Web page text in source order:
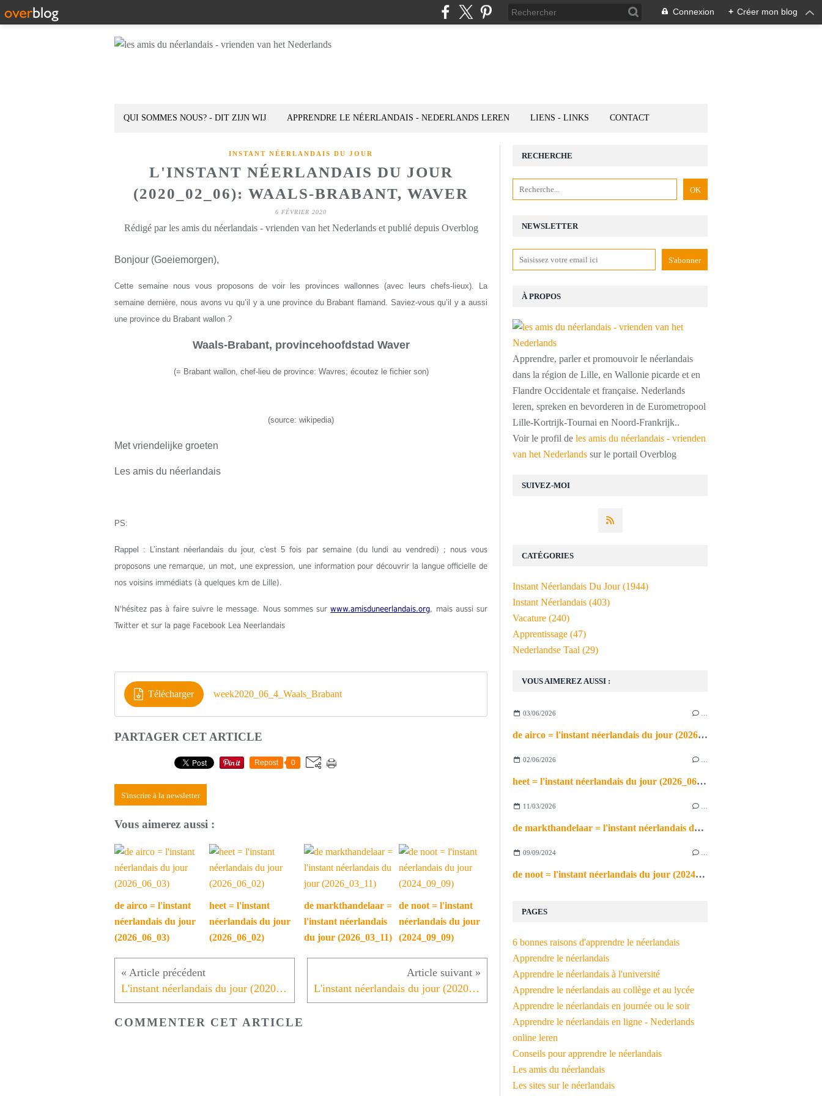
Connexion + Créer mon blog
QUI SOMMES NOUS? - DIT ZIJN WIJ APPRENDRE LE NÉERLANDAIS - NEDERLANDS LEREN LIENS - LINKS CONTACT
INSTANT NÉERLANDAIS DU JOUR
L'INSTANT NÉERLANDAIS DU JOUR
(2020_02_06): WAALS-BRABANT, WAVER
6 FÉVRIER 2020
Rédigé par les amis du néerlandais - vrienden van het Nederlands et publié depuis Overblog
Bonjour (Goeiemorgen),
Cette semaine nous vous proposons de voir les provinces wallonnes (avec leurs chefs-lieux). La
semaine dernière, nous avons vu qu’il y a une province du Brabant flamand. Saviez-vous qu’il y a aussi
une province du Brabant wallon ?
Waals-Brabant, provincehoofdstad Waver
(= Brabant wallon, chef-lieu de province: Wavres; écoutez le fichier son)
(source: wikipedia)
Met vriendelijke groeten
Les amis du néerlandais
PS:
Rappel : L’instant néerlandais du jour, c'est 5fois par semaine (du lundi au vendredi) ; nous vous
proposons une remarque, un mot, une expression, une information pour découvrir la langue officielle de
nos voisins immédiats (à quelques km de Lille).
N'hésitez pas à faire suivre le message. Nous sommes surwww.amisduneerlandais.org, mais aussi sur
Twitter et sur la page Facebook Lea Neerlandais
Télécharger week2020_06_4_Waals_Brabant
PARTAGER CET ARTICLE
Repost 0
S'inscrire à la newsletter
Vous aimerez aussi :
de airco = l'instant
néerlandais du jour
(2026_06_03)
heet = l'instant
néerlandais du jour
(2026_06_02)
de markthandelaar =
l'instant néerlandais
du jour (2026_03_11)
de noot = l'instant
néerlandais du jour
(2024_09_09)
L'instant néerlandais du jour (2020_02_05): Namen L'instant néerlandais du jour (2020_02_07): Luxemburg, Aarlen
COMMENTER CET ARTICLE
NEWSLETTER
SUIVEZ-MOI
RECHERCHE
À PROPOS
Apprendre, parler et promouvoir le néerlandais
dans la région de Lille, en Wallonie picarde et en
Flandre Occidentale et française. Nederlands
leren, spreken en bevorderen in de Eurometropool
Lille-Kortrijk-Tournai en Noord-Frankrijk..
Voir le profil de les amis du néerlandais - vrienden
van het Nederlands sur le portail Overblog
VOUS AIMEREZ AUSSI :
03/06/2026
de airco = l'instant néerlandais du jour (2026_06_03)
02/06/2026
heet = l'instant néerlandais du jour (2026_06_02)
11/03/2026
de markthandelaar = l'instant néerlandais du jour (2026_03_11)
09/09/2024
de noot = l'instant néerlandais du jour (2024_09_09)
PAGES
6 bonnes raisons d'apprendre le néerlandais
Apprendre le néerlandais
Apprendre le néerlandais à l'université
Apprendre le néerlandais au collège et au lycée
Apprendre le néerlandais en journée ou le soir
Apprendre le néerlandais en ligne - Nederlands
online leren
Conseils pour apprendre le néerlandais
Les amis du néerlandais
Les sites sur le néerlandais
CATÉGORIES
Instant Néerlandais Du Jour(1944)
Instant Néerlandais (403)
Vacature (240)
Apprentissage (47)
Nederlandse Taal (29)